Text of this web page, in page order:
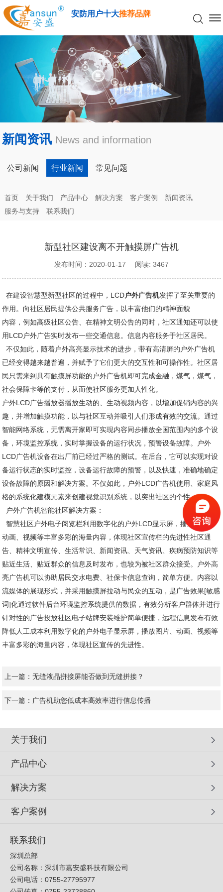
安防用户十大推荐品牌
新闻资讯 News and information
公司新闻 行业新闻 常见问题
首页 关于我们 产品中心 解决方案 客户案例
新闻资讯
服务与支持
联系我们
新型社区建设离不开触摸屏广告机
发布时间：2020-01-17 阅读: 3467
在建设智慧型新型社区的过程中，LCD户外广告机发挥了至关重要的
作用。向社区居民提供公共服务广告，以丰富他们的精神面貌
内容，例如高级社区公告、在精神文明公告的同时，社区通知还可以使
用LCD户外广告实时发布一些交通信息。信息内容服务于社区居民。
不仅如此，随着户外高亮显示技术的进步，带有高清屏的户外广告机
已经变得越来越普遍，并赋予了它们更大的交互性和可操作性。社区居
民只需来到具有触摸屏功能的户外广告机即可完成金融，煤气，煤气，
社会保障卡等的支付，从而使社区服务更加人性化。
户外LCD广告播放器播放生动的、生动视频内容，以增加促销内容的兴
趣，并增加触摸功能，以与社区互动并吸引人们形成有效的交流。通过
智能网络系统，无需离开家即可实现内容同步播放全国范围内的多个设
备，环境监控系统，实时掌握设备的运行状况，预警设备故障。户外
LCD广告机设备在出厂前已经过严格的测试。在后台，它可以实现对设
备运行状态的实时监控，设备运行故障的预警，以及快速，准确地确定
设备故障的原因和解决方案。不仅如此，户外LCD广告机使用、家庭风
格的系统化建模元素来创建视觉识别系统，以突出社区的个性。
户外广告机智能社区解决方案：
智慧社区户外电子阅览栏利用数字化的户外LCD显示屏，播放图片、
动画、视频等丰富多彩的海量内容，体现社区宣传栏的先进性社区通
告、精神文明宣传、生活常识、新闻资讯、天气资讯、疾病预防知识等
贴近生活、贴近群众的信息及时发布，也较为被社区群众接受。户外高
亮广告机可以协助居民交水电费、社保卡信息查询，简单方便。内容以
流媒体的展现形式，并采用触摸屏拉动与民众的互动，是广告效果[敏感
词]化通过软件后台环境监控系统提供的数据，有效分析客户群体并进行
针对性的广告投放社区电子站牌安装维护简单便捷，远程信息发布有效
降低人工成本利用数字化的户外电子显示屏，播放图片、动画、视频等
丰富多彩的海量内容，体现社区宣传的先进性。
上一篇： 无缝液晶拼接屏能否做到无缝拼接？
下一篇： 广告机助您低成本高效率进行信息传播
关于我们
产品中心
解决方案
客户案例
联系我们
深圳总部
公司名称：深圳市嘉安盛科技有限公司
公司电话：0755-27795977